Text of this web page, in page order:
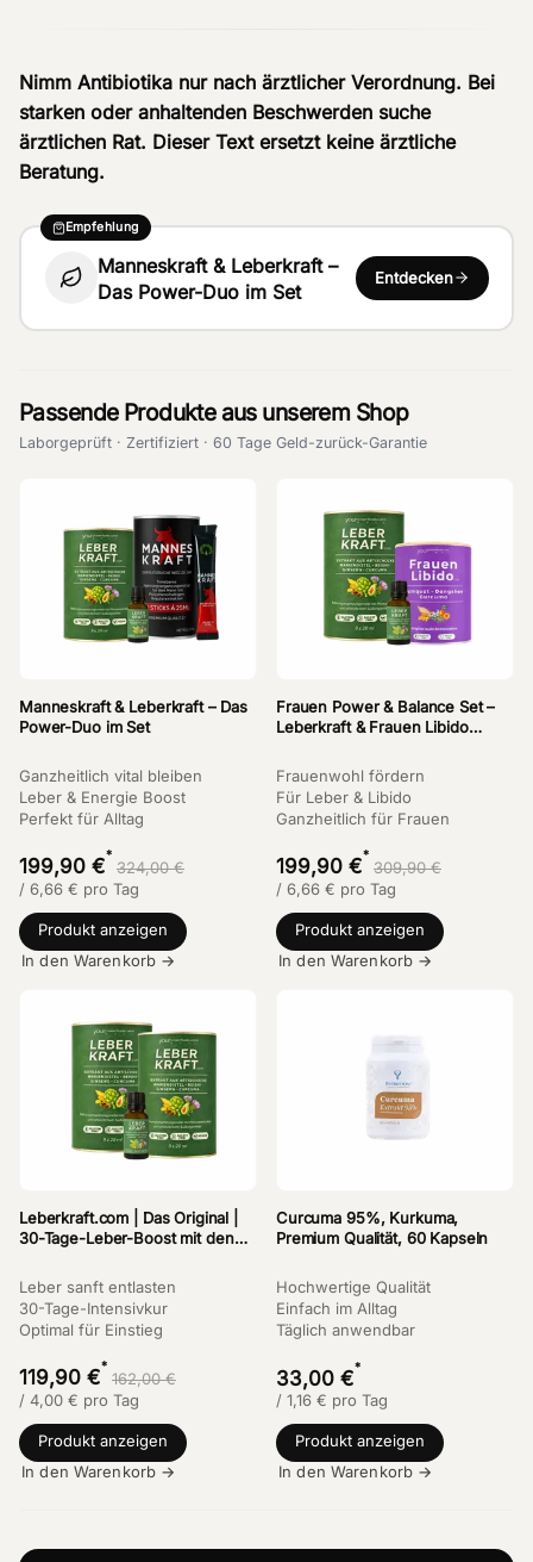
Nimm Antibiotika nur nach ärztlicher Verordnung. Bei
starken oder anhaltenden Beschwerden suche
ärztlichen Rat. Dieser Text ersetzt keine ärztliche
Beratung.
Empfehlung
Manneskraft & Leberkraft –
Das Power-Duo im Set
Entdecken
Passende Produkte aus unserem Shop
Laborgeprüft · Zertifiziert · 60 Tage Geld-zurück-Garantie
Manneskraft & Leberkraft – Das
Power-Duo im Set
Ganzheitlich vital bleiben
Leber & Energie Boost
Perfekt für Alltag
199,90 €*
324,00 €
/ 6,66 € pro Tag
Produkt anzeigen
In den Warenkorb →
Frauen Power & Balance Set –
Leberkraft & Frauen Libido
Frauenwohl fördern
Für Leber & Libido
Ganzheitlich für Frauen
199,90 €*
309,90 €
/ 6,66 € pro Tag
Produkt anzeigen
In den Warenkorb →
Leberkraft.com | Das Original |
30-Tage-Leber-Boost mit den
Mariendistel
Leber sanft entlasten
30-Tage-Intensivkur
Optimal für Einstieg
119,90 €*
162,00 €
/ 4,00 € pro Tag
Produkt anzeigen
In den Warenkorb →
Curcuma 95%, Kurkuma,
Premium Qualität, 60 Kapseln
Hochwertige Qualität
Einfach im Alltag
Täglich anwendbar
33,00 €*
/ 1,16 € pro Tag
Produkt anzeigen
In den Warenkorb →